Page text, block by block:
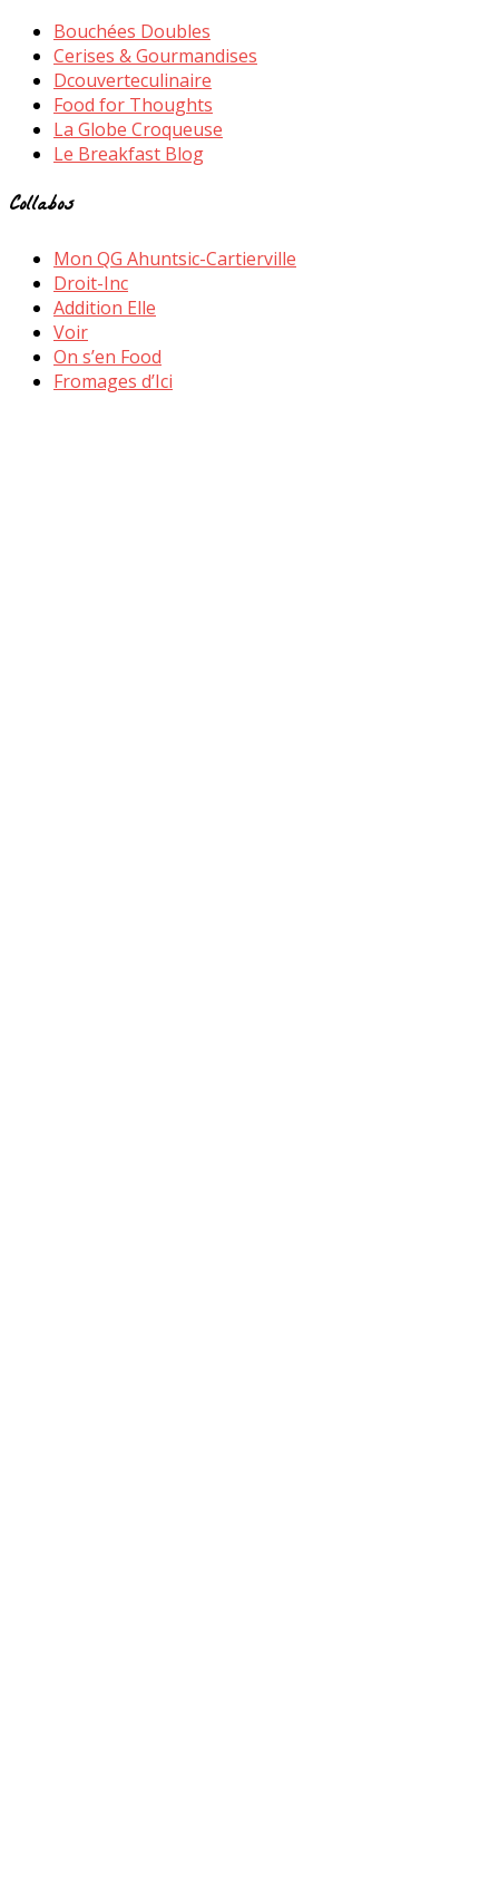
Bouchées Doubles
Cerises & Gourmandises
Dcouverteculinaire
Food for Thoughts
La Globe Croqueuse
Le Breakfast Blog
Collabos
Mon QG Ahuntsic-Cartierville
Droit-Inc
Addition Elle
Voir
On s’en Food
Fromages d’Ici